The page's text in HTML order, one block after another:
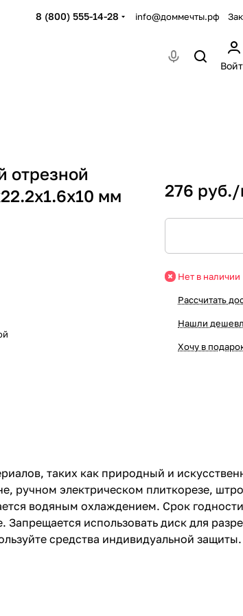
8 (800) 555-14-28 info@доммечты.рф
отрезной
мм
276 руб./
Нет в наличии
Рассчитать
Нашли
Хочу в
таких как природный и
ручном электрическом плиткорезе,
водяным охлаждением. Срок
использовать диск для
средства индивидуальной